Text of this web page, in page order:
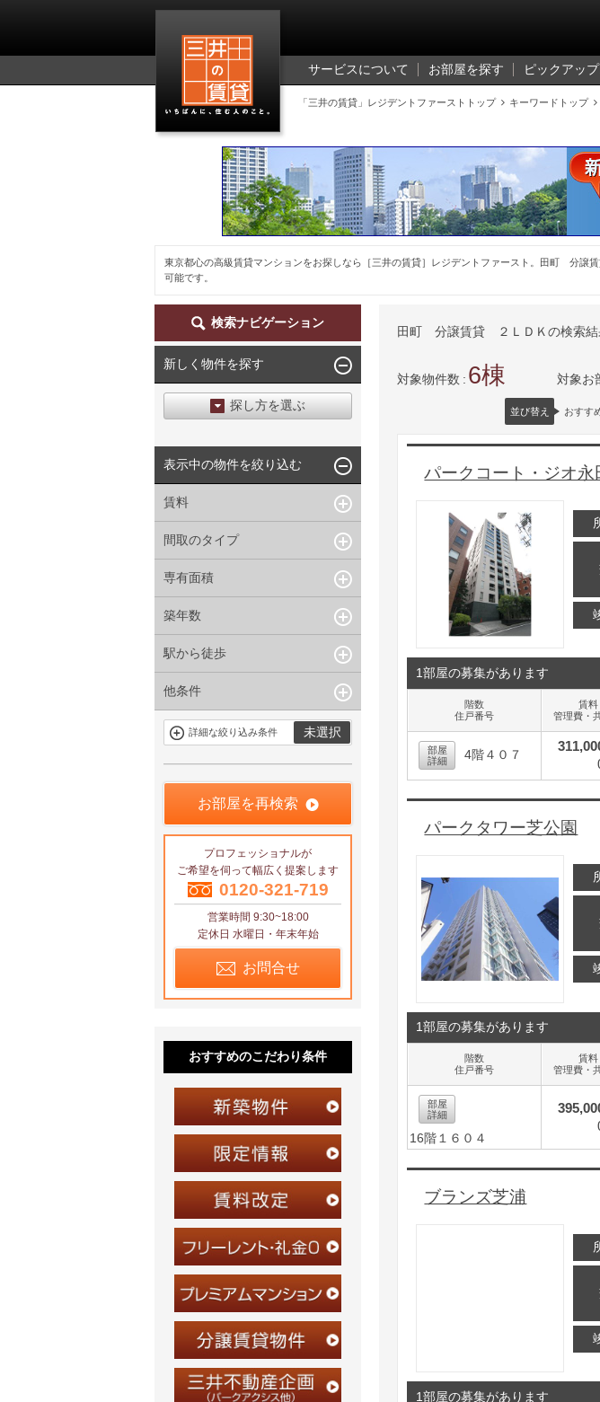
サービスについて お部屋を探す ピックアッ
「三井の賃貸」レジデントファーストトップ  キーワードトップ 
東京都心の高級賃貸マンションをお探しなら［三井の賃貸］レジデントファースト。田町 分
可能です。
田町 分譲賃貸 ２ＬＤＫの検索結
対象物件数 6 対象お
並び替え おすす
パークコート・ジオ永
1部屋の募集があります
階数
住戸番号
賃料
管理費・
部屋
詳細
4階４０７
パークタワー芝公園
1部屋の募集があります
階数
住戸番号
賃料
管理費・
部屋
詳細
16階１６０４
ブランズ芝浦
1部屋の募集があります
検索ナビゲーション
新しく物件を探す
探し方を選ぶ
区から探す
地図から探す
沿線から探す
表示中の物件を絞り込む
賃料
下限なし
礼金なし
敷金なし
礼金１ヶ月以下
フリーレント付き
間取のタイプ
1R〜1K
1DK〜1LDK
4LDK〜
専有面積
指定なし
築年数
指定なし
5年以内
15年以内
駅から徒歩
指定なし
10分以内
15分以内
他条件
駐車場有
当社限定物件
まない
件
申込無し物件
のみ表示
詳細な絞り込み条件 未選択
お部屋を再検索
プロフェッショナルが
ご希望を伺って幅広く提案します
0120-321-719
営業時間 9:30~18:00
定休日 水曜日・年末年始
お問合せ
おすすめのこだわり条件